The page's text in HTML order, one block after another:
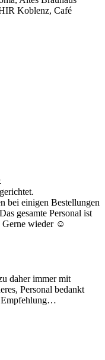
Koblenz, Café
bei einigen Bestellungen
gesamte Personal ist
Gerne wieder ☺️
daher immer mit
Personal bedankt
Empfehlung…